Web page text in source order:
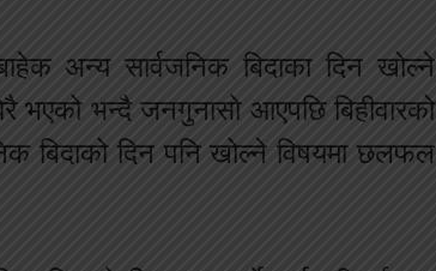
अन्य सार्वजनिक बिदाका दिन खोल्ने
भएको भन्दै जनगुनासो आएपछि बिहीवारको
बिदाको दिन पनि खोल्ने विषयमा छलफल